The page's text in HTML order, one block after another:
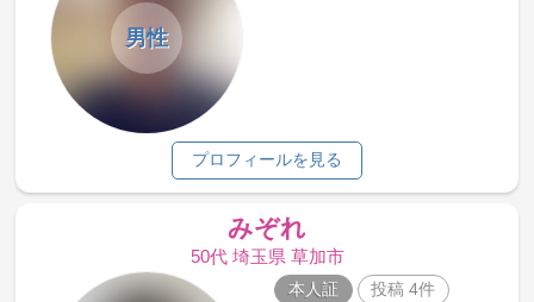
男性
プロフィールを見る
みぞれ
50代 埼玉県 草加市
本人証
投稿 4件